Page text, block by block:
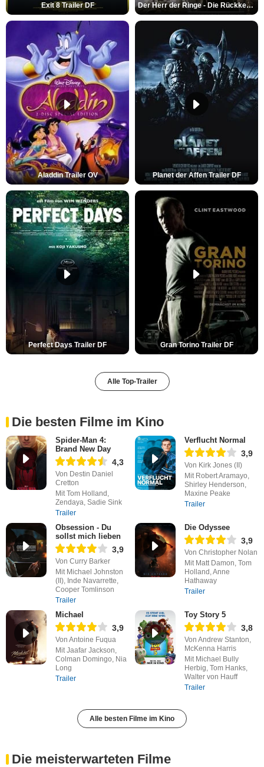
Exit 8 Trailer DF Der Herr der Ringe - Die Rückkehr des Königs Trailer OV
Aladdin Trailer OV Planet der Affen Trailer DF
Perfect Days Trailer DF Gran Torino Trailer DF
Alle Top-Trailer
Die besten Filme im Kino
Spider-Man 4:
Brand New Day
4,3
Von Destin Daniel
Cretton
Mit Tom Holland,
Zendaya, Sadie Sink
Trailer
Verflucht Normal
3,9
Von Kirk Jones (II)
Mit Robert Aramayo,
Shirley Henderson,
Maxine Peake
Trailer
Obsession - Du
sollst mich lieben
3,9
Von Curry Barker
Mit Michael Johnston
(II), Inde Navarrette,
Cooper Tomlinson
Trailer
Die Odyssee
3,9
Von Christopher Nolan
Mit Matt Damon, Tom
Holland, Anne
Hathaway
Trailer
Michael
3,9
Von Antoine Fuqua
Mit Jaafar Jackson,
Colman Domingo, Nia
Long
Trailer
Toy Story 5
3,8
Von Andrew Stanton,
McKenna Harris
Mit Michael Bully
Herbig, Tom Hanks,
Walter von Hauff
Trailer
Alle besten Filme im Kino
Die meisterwarteten Filme